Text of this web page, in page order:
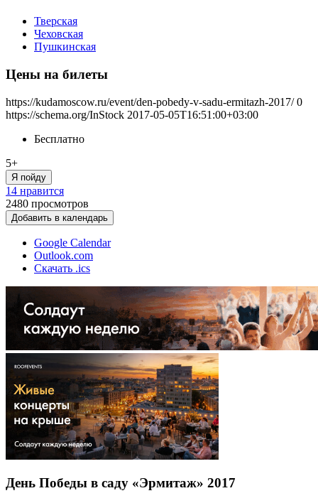
Тверская
Чеховская
Пушкинская
Цены на билеты
https://kudamoscow.ru/event/den-pobedy-v-sadu-ermitazh-2017/ 0
https://schema.org/InStock 2017-05-05T16:51:00+03:00
Бесплатно
5+
Я пойду
14 нравится
2480 просмотров
Добавить в календарь
Google Calendar
Outlook.com
Скачать .ics
День Победы в саду «Эрмитаж» 2017